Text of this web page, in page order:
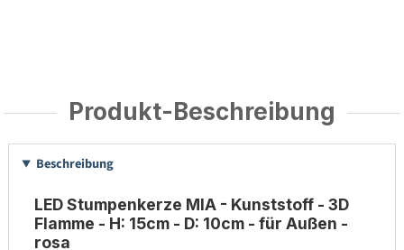
Produkt-Beschreibung
Beschreibung
LED Stumpenkerze MIA - Kunststoff - 3D
Flamme - H: 15cm - D: 10cm - für Außen -
rosa